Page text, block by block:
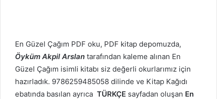
En Güzel Çağım PDF oku, PDF kitap depomuzda,
Öyküm Akpil Arslan tarafından kaleme alınan En
Güzel Çağım isimli kitabı siz değerli okurlarımız için
hazırladık. 9786259485058 dilinde ve Kitap Kağıdı
ebatında basılan ayrıca TÜRKÇE sayfadan oluşan En